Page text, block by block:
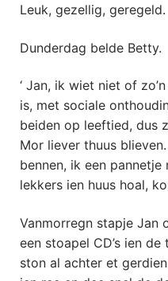
Leuk, gezellig, geregeld.
Dunderdag belde Betty.
‘ Jan, ik wiet niet of
is, met sociale
beiden op leeftied, dus
Mor liever thuus
bennen, ik een
lekkers ien huus hoal,
Vanmorregn stapje Jan
een stoapel CD’s ien
ston al achter et